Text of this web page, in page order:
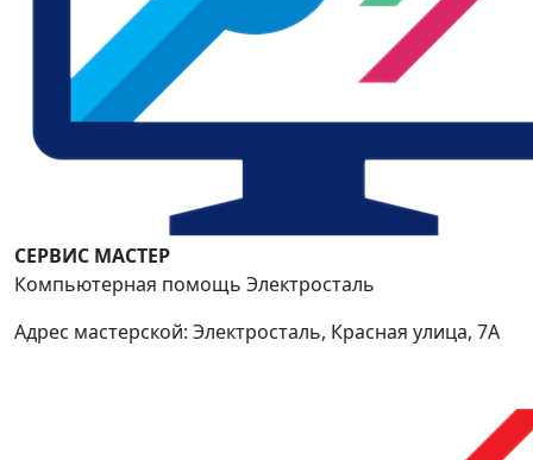
СЕРВИС МАСТЕР
Компьютерная помощь Электросталь
Адрес мастерской: Электросталь, Красная улица, 7А